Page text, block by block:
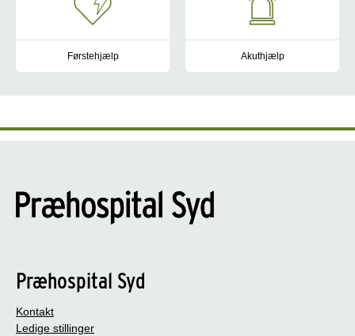
Førstehjælp Akuthjælp
Præhospital Syd
Kontakt
Ledige stillinger